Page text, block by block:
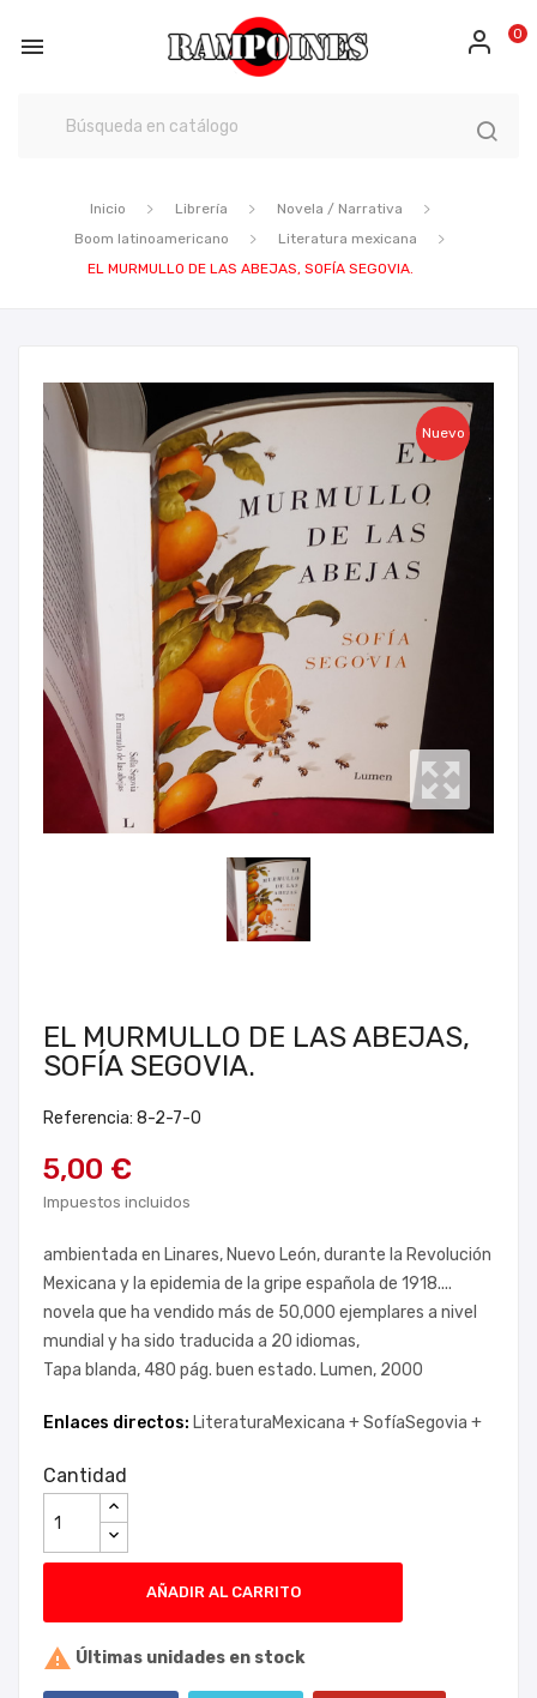
 0
Inicio Librería
Novela / Narrativa
Boom latinoamericano
Literatura mexicana
EL MURMULLO DE LAS ABEJAS, SOFÍA SEGOVIA.
Nuevo
EL MURMULLO DE LAS ABEJAS,
SOFÍA SEGOVIA.
Referencia: 8-2-7-0
5,00 €
Impuestos incluidos
ambientada en Linares, Nuevo León, durante la Revolución
Mexicana y la epidemia de la gripe española de 1918....
novela que ha vendido más de 50,000 ejemplares a nivel
mundial y ha sido traducida a 20 idiomas,
Tapa blanda, 480 pág. buen estado. Lumen, 2000
Enlaces directos: LiteraturaMexicana +SofíaSegovia +
Cantidad
AÑADIR AL CARRITO
 Últimas unidades en stock